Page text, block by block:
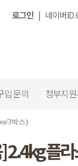
로그인 | 네이버ID
입 문의 정부지
3박스)
2.4kg 플